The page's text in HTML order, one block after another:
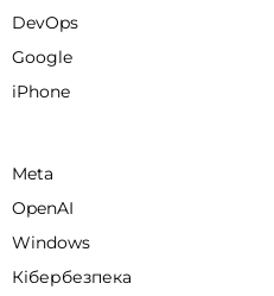
DevOps
Google
iPhone
Meta
OpenAI
Windows
Кібербезпека